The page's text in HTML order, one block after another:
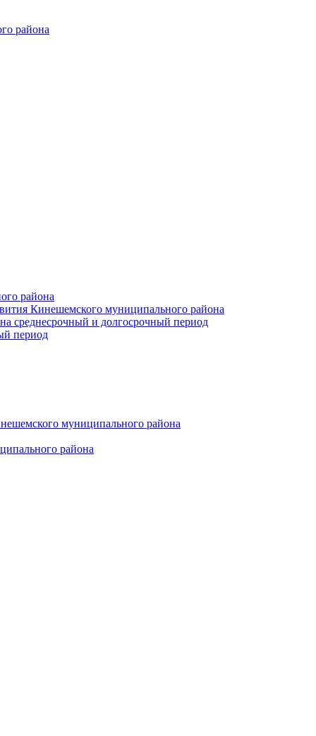
района
района
Кинешемского муниципального района
среднесрочный и долгосрочный период
период
муниципального района
района